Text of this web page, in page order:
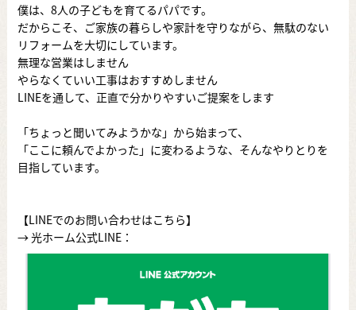
僕は、8人の子どもを育てるパパです。
だからこそ、ご家族の暮らしや家計を守りながら、無駄のない
リフォームを大切にしています。
無理な営業はしません
やらなくていい工事はおすすめしません
LINEを通して、正直で分かりやすいご提案をします
「ちょっと聞いてみようかな」から始まって、
「ここに頼んでよかった」に変わるような、そんなやりとりを
目指しています。
【LINEでのお問い合わせはこちら】
→ 光ホーム公式LINE：